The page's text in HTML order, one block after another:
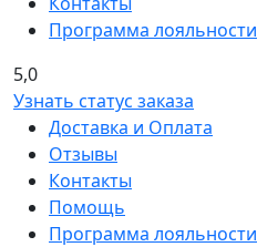
Программа лояльности
5,0
Узнать статус заказа
Доставка и Оплата
Отзывы
Контакты
Помощь
Программа лояльности